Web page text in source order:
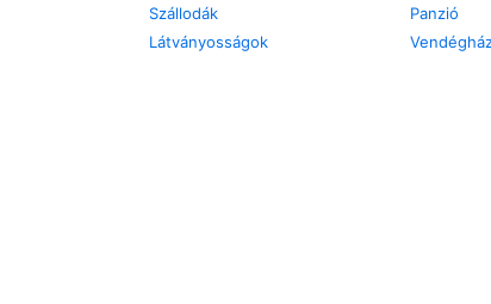
Szállodák
Látványosságok
Panzió